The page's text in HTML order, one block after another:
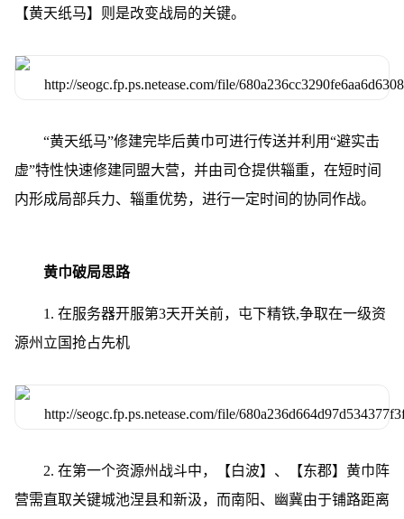
【黄天纸马】则是改变战局的关键。
“黄天纸马”修建完毕后黄巾可进行传送并利用“避实击
虚”特性快速修建同盟大营，并由司仓提供辎重，在短时间
内形成局部兵力、辎重优势，进行一定时间的协同作战。
黄巾破局思路
1. 在服务器开服第3天开关前，屯下精铁,争取在一级资
源州立国抢占先机
2. 在第一个资源州战斗中，【白波】、【东郡】黄巾阵
营需直取关键城池涅县和新汲，而南阳、幽冀由于铺路距离